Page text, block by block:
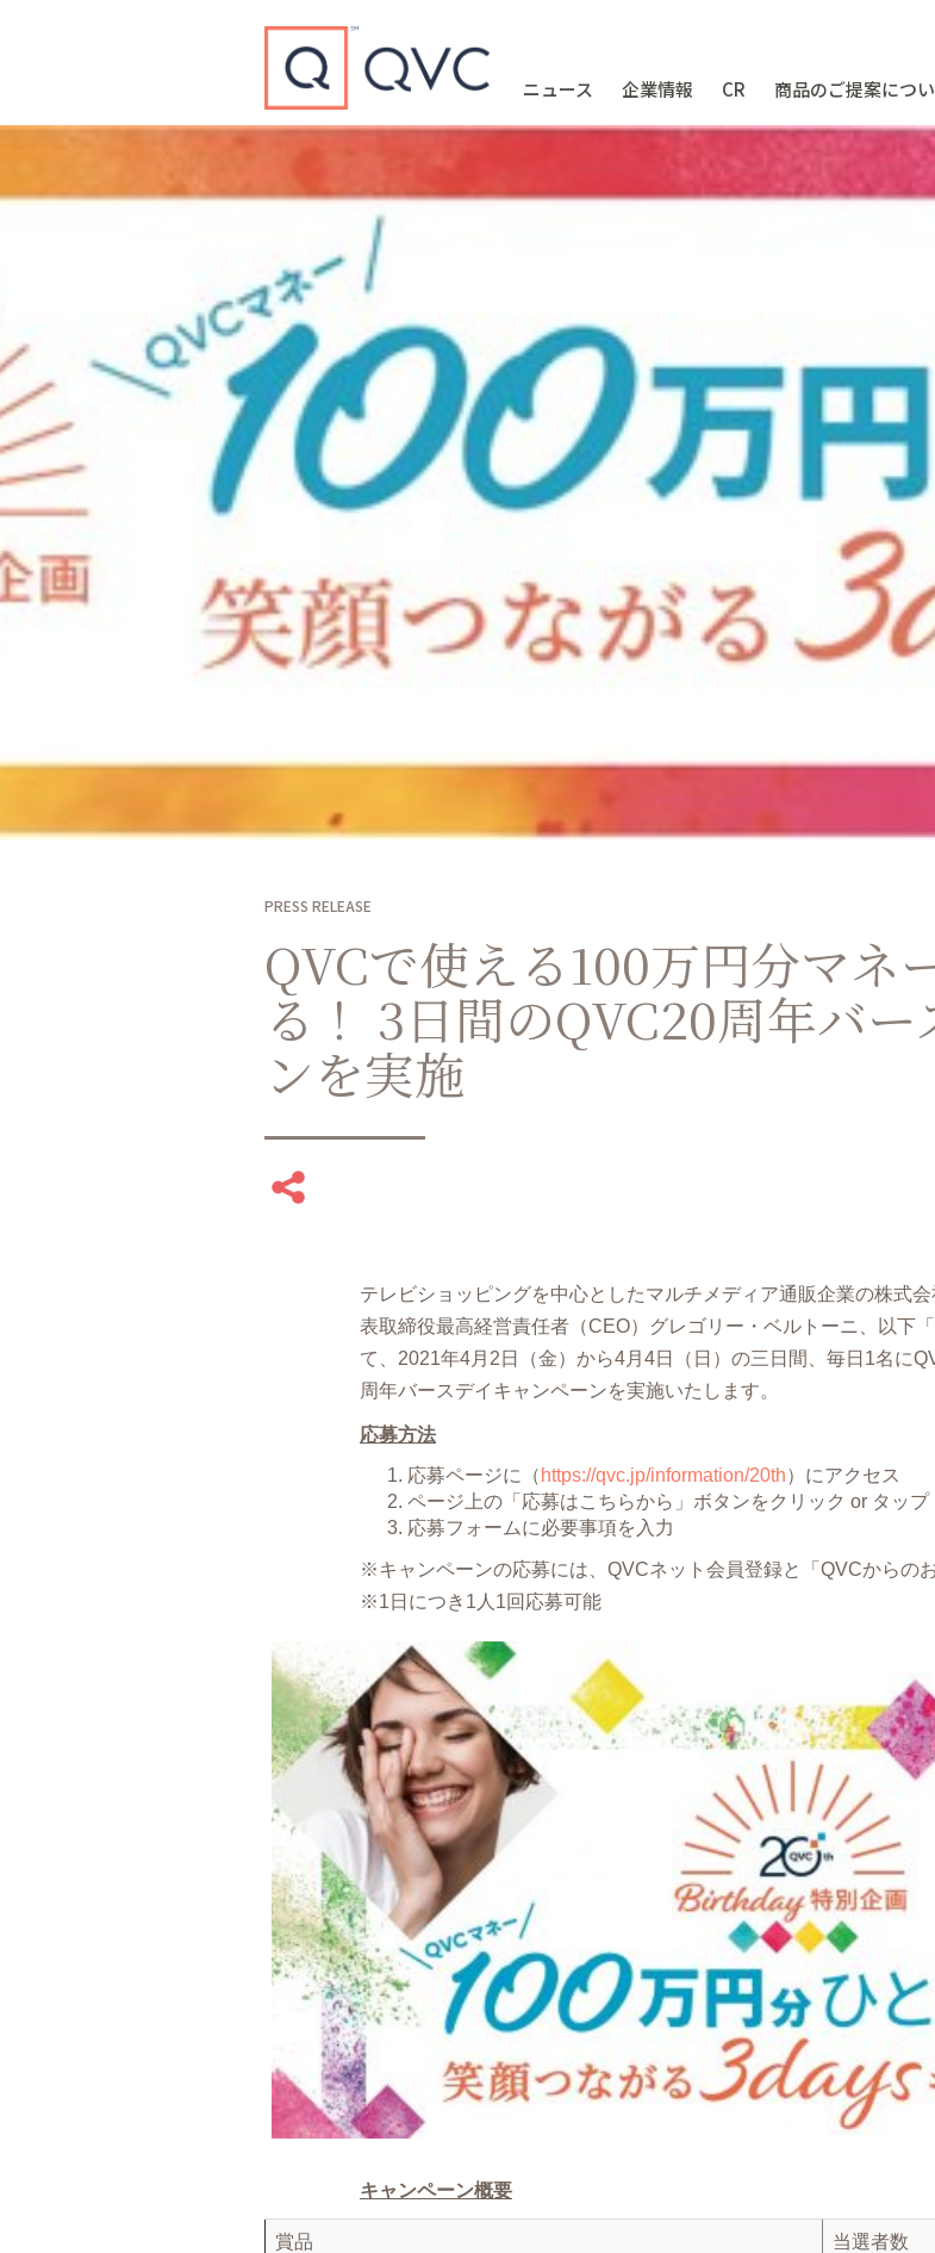
ニュース 企業情報 CR 商品のご提案につ
Type to search
PRESS RELEASE
QVCで使える100万円分マネ
る！ 3日間のQVC20周年バ
ンを実施
テレビショッピングを中⼼としたマルチメディア通販企業の株式
表取締役最⾼経営責任者（CEO）グレゴリー・ベルトーニ、以下
て、2021年4月2日（金）から4月4日（日）の三日間、毎日1名に
周年バースデイキャンペーンを実施いたします。
応募方法
応募ページに（ https://qvc.jp/information/20th）にアクセス
ページ上の「応募はこちらから」ボタンをクリック or タップ
応募フォームに必要事項を入力
※キャンペーンの応募には、QVCネット会員登録と「QVCからの
※1日につき1人1回応募可能
キャンペーン概要
賞品 当選者数